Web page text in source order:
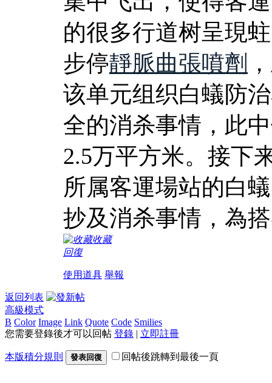
的很多行道树呈現
步停靜脈曲張噴劑
该单元组织白蟻防
全的消杀事情，此
2.5万平方米。接下
所属客運場站的白
抄及消杀事情，為
收藏
回復
使用道具 舉報
返回列表
高級模式
B Color Image Link Quote Code Smilies
您需要登錄後才可以回帖 登錄 | 立即註冊
本版積分規則 發表回復 回帖後跳轉到最後一頁